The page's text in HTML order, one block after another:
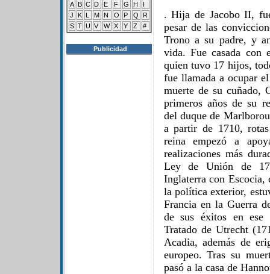
A B C D E F G H
I
J
K L M N O P Q
R
S T U V W X Y Z #
Publicidad
. Hija de Jacobo II,
pesar de las
Trono a su padre, y
vida. Fue casada con
quien tuvo 17 hijos,
fue llamada a ocupar
muerte de su cuñado,
primeros años de su
del duque de
a partir de 1710,
reina empezó a
realizaciones más
Ley de Unión de
Inglaterra con Escocia,
la política exterior,
Francia en la Guerra
de sus éxitos en
Tratado de Utrecht
Acadia, además de
europeo. Tras su
pasó a la casa de